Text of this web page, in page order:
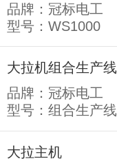
品牌：冠标电工
型号：WS1000
大拉机组合生产线
品牌：冠标电工
型号：组合生产线
大拉主机